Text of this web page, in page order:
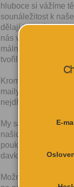
hluboce si vážíme
sounáleži­tost k
děla­jí tu správ­nou
nás v tom, ani v
mál­ní, nefor­mál­ní
tvořili neu­věřitel­nou
Krom jed­notlivců
mai­ly apelo­va­lo na
nejdříve vrátit na
My sami jsme
našich někde­jších
poukázaly jako na
davků a doporučení.
Možná si
E-